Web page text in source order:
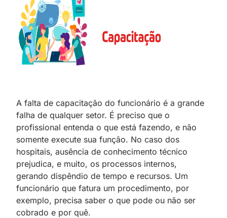
A falta de capacitação do funcionário é a grande
falha de qualquer setor. É preciso que o
profissional entenda o que está fazendo, e não
somente execute sua função. No caso dos
hospitais, ausência de conhecimento técnico
prejudica, e muito, os processos internos,
gerando dispêndio de tempo e recursos. Um
funcionário que fatura um procedimento, por
exemplo, precisa saber o que pode ou não ser
cobrado e por quê.